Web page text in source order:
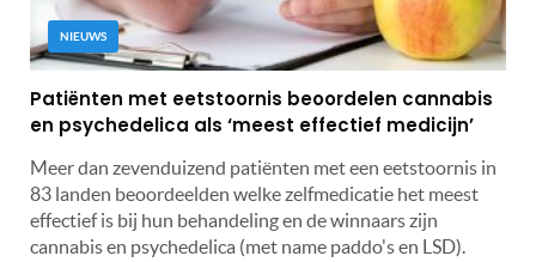
NIEUWS
Patiënten met eetstoornis beoordelen cannabis
en psychedelica als ‘meest effectief medicijn’
Meer dan zevenduizend patiënten met een eetstoornis in
83 landen beoordeelden welke zelfmedicatie het meest
effectief is bij hun behandeling en de winnaars zijn
cannabis en psychedelica (met name paddo's en LSD).